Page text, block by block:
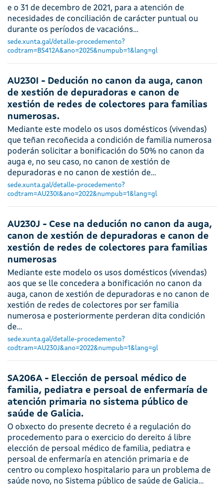
e o 31 de decembro de 2021, para a atención de
necesidades de conciliación de carácter puntual ou
durante os períodos de vacacións…
sede.xunta.gal/detalle-procedemento?
codtram=BS412A&ano=2025&numpub=1&lang=gl
AU230I - Dedución no canon da auga, canon
de xestión de depuradoras e canon de
xestión de redes de colectores para familias
numerosas.
Mediante este modelo os usos domésticos (vivendas)
que teñan recoñecida a condición de familia numerosa
poderán solicitar a bonificación do 50% no canon da
auga e, no seu caso, no canon de xestión de
depuradoras e no canon de xestión de…
sede.xunta.gal/detalle-procedemento?
codtram=AU230I&ano=2022&numpub=1&lang=gl
AU230J - Cese na dedución no canon da auga,
canon de xestión de depuradoras e canon de
xestión de redes de colectores para familias
numerosas
Mediante este modelo os usos domésticos (vivendas)
aos que se lle concedera a bonificación no canon da
auga, canon de xestión de depuradoras e no canon de
xestión de redes de colectores por ser familia
numerosa e posteriormente perderan dita condición
de…
sede.xunta.gal/detalle-procedemento?
codtram=AU230J&ano=2022&numpub=1&lang=gl
SA206A - Elección de persoal médico de
familia, pediatra e persoal de enfermaría de
atención primaria no sistema público de
saúde de Galicia.
O obxecto do presente decreto é a regulación do
procedemento para o exercicio do dereito á libre
elección de persoal médico de familia, pediatra e
persoal de enfermaría en atención primaria e de
centro ou complexo hospitalario para un problema de
saúde novo, no Sistema público de saúde de Galicia…